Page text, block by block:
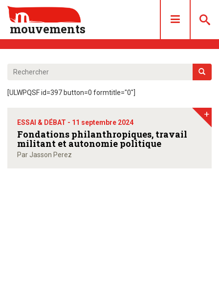
mouvements
LES NUMÉROS
ACHAT/ABONNEMENT
CONTACT
[ULWPQSF id=397 button=0 formtitle="0"]
ESSAI & DÉBAT - 11 septembre 2024
Fondations philanthropiques, travail
militant et autonomie politique
Par Jasson Perez
+